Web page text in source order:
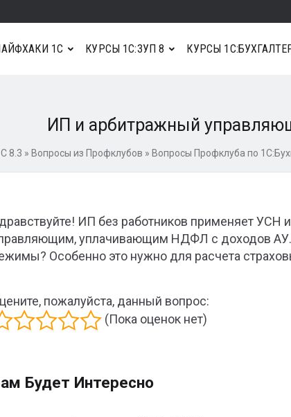
1С КУРСЫ 1С:ЗУП 8 КУРСЫ
ИП и арбитражный
8.3 » Вопросы из Профклубов » Вопросы Профклуба по
ИП без работников применяет
уплачивающим НДФЛ с доходов АУ.
Особенно это нужно для расчета
пожалуйста, данный вопрос:
(Пока оценок нет)
Будет Интересно